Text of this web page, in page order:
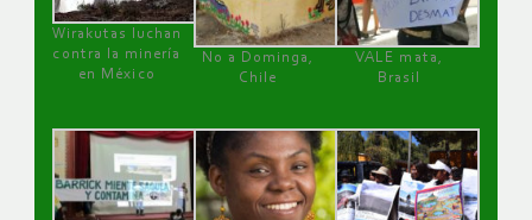
Wirakutas luchan
contra la minería
en México
No a Dominga,
Chile
VALE mata,
Brasil